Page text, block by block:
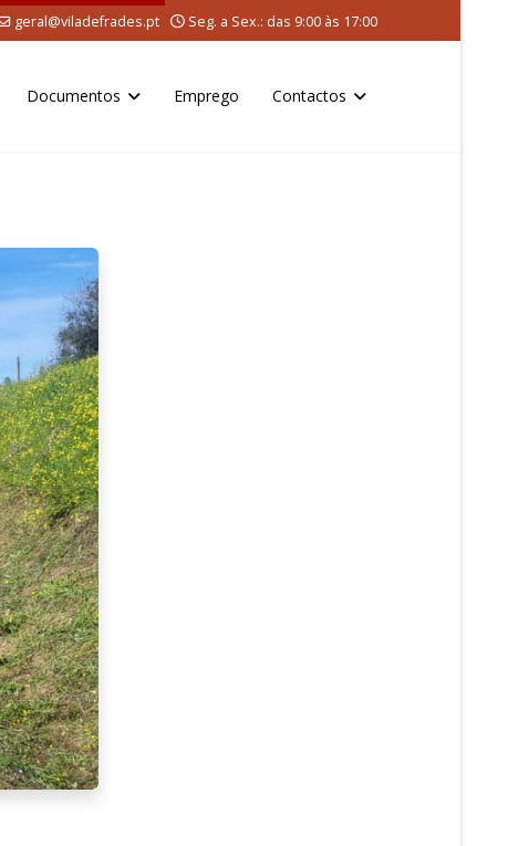
geral@viladefrades.pt Seg. a Sex.: das 9:00 às 17:00
Documentos Emprego Contactos